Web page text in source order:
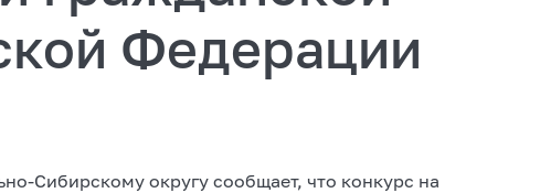
Федерации
Сибирскому округу сообщает, что конкурс на